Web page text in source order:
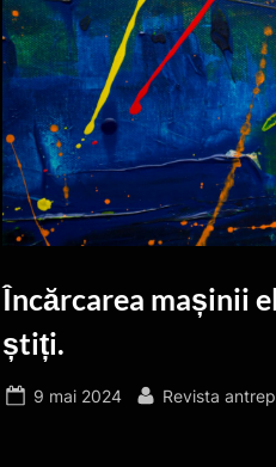
Încărcarea mașinii
știți.
Posted
9 mai 2024 By
Revista